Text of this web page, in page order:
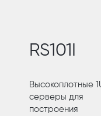
RS101I
Высокоплотные
серверы для
построения